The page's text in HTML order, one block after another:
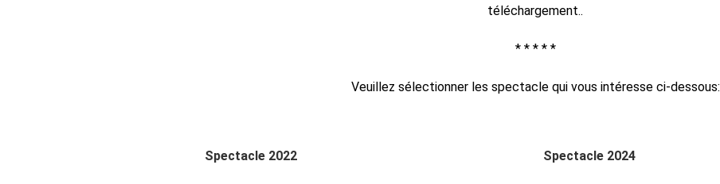
téléchargement..
* * * * *
Veuillez sélectionner les spectacle qui vous intéresse ci-dessous:
Spectacle 2022 Spectacle 2024